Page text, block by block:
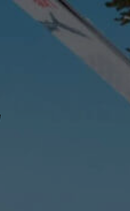
Une erreur est
survenue en tentant de
communiquer avec le
serveur. Merci de